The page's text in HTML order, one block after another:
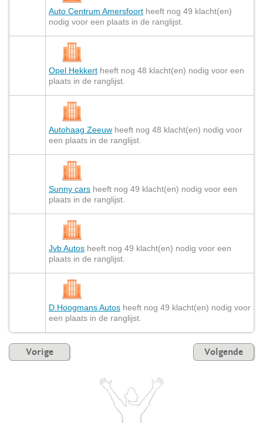
Auto Centrum Amersfoort heeft nog 49 klacht(en)
nodig voor een plaats in de ranglijst.
Opel Hekkert heeft nog 48 klacht(en) nodig voor een
plaats in de ranglijst.
Autohaag Zeeuw heeft nog 48 klacht(en) nodig voor
een plaats in de ranglijst.
Sunny cars heeft nog 49 klacht(en) nodig voor een
plaats in de ranglijst.
Jvb Autos heeft nog 49 klacht(en) nodig voor een
plaats in de ranglijst.
D.Hoogmans Autos heeft nog 49 klacht(en) nodig voor
een plaats in de ranglijst.
Vorige Volgende